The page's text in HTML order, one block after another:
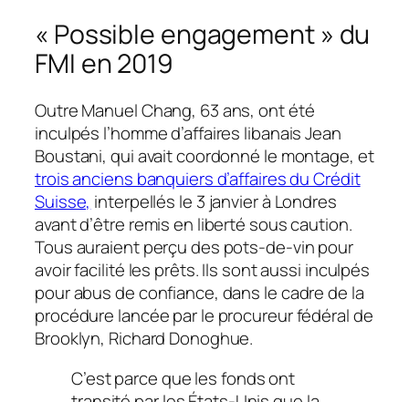
« Possible engagement » du
FMI en 2019
Outre Manuel Chang, 63 ans, ont été
inculpés l’homme d’affaires libanais Jean
Boustani, qui avait coordonné le montage, et
trois anciens banquiers d’affaires du Crédit
Suisse, interpellés le 3 janvier à Londres
avant d’être remis en liberté sous caution.
Tous auraient perçu des pots-de-vin pour
avoir facilité les prêts. Ils sont aussi inculpés
pour abus de confiance, dans le cadre de la
procédure lancée par le procureur fédéral de
Brooklyn, Richard Donoghue.
C’est parce que les fonds ont